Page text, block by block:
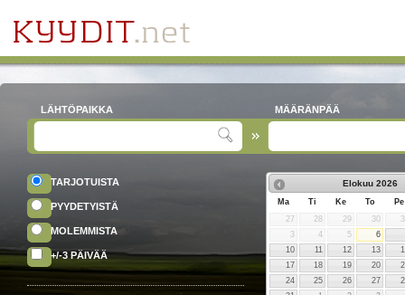
LÄHTÖPAIKKA MÄÄRÄNPÄÄ
TARJOTUISTA
PYYDETYISTÄ
MOLEMMISTA
+/-3 PÄIVÄÄ
Elokuu 2026
Ma Ti Ke To
Pe
27
28 29 30
3
4 5
6
10
11 12 13
17
18 19 20
24
25 26 27